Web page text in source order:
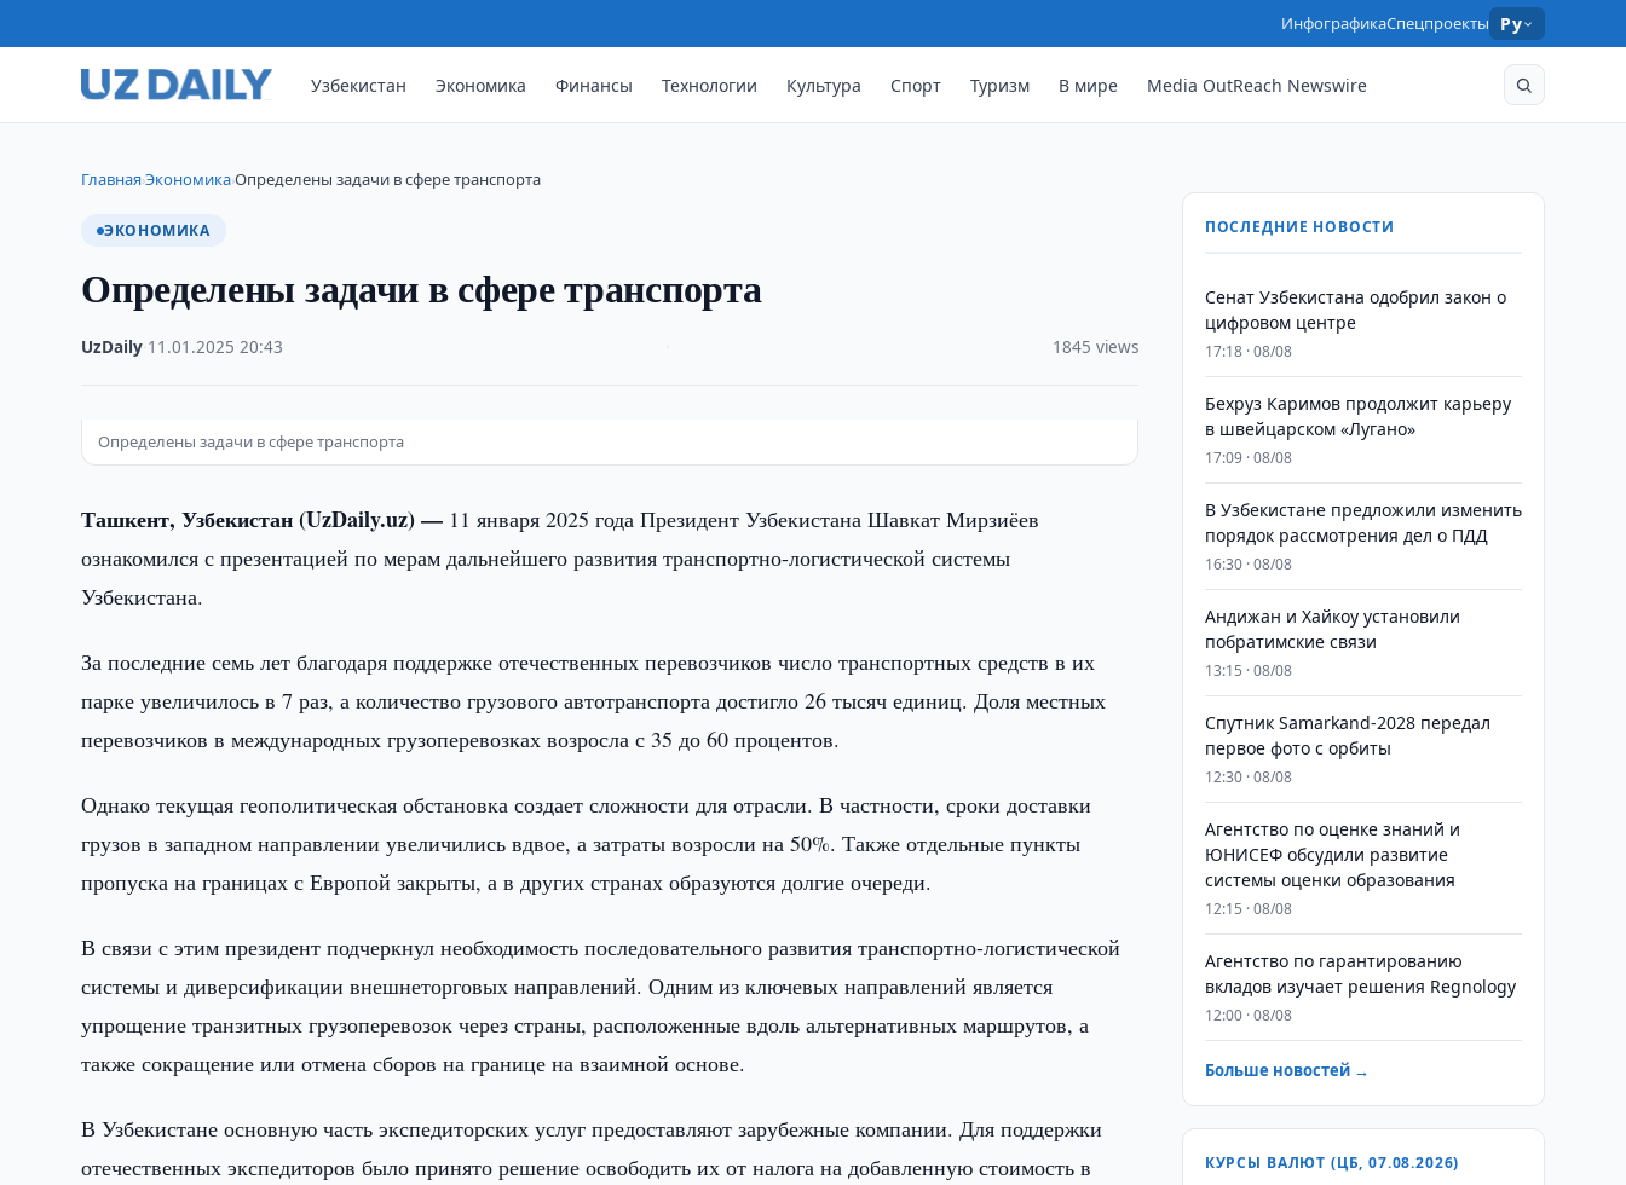
ИнфографикаСпецпроекты Ру
Узбекистан Экономика Финансы Технологии Культура Спорт Туризм В мире Media OutReach Newswire
Главная›Экономика›Определены задачи в сфере транспорта
ЭКОНОМИКА
Определены задачи в сфере транспорта
UzDaily 11.01.2025 ·20:43 1845 views
Определены задачи в сфере транспорта
Ташкент, Узбекистан (UzDaily.uz) — 11 января 2025 года Президент Узбекистана Шавкат Мирзиёев
ознакомился с презентацией по мерам дальнейшего развития транспортно-логистической системы
Узбекистана.
За последние семь лет благодаря поддержке отечественных перевозчиков число транспортных средств в их
парке увеличилось в 7 раз, а количество грузового автотранспорта достигло 26 тысяч единиц. Доля местных
перевозчиков в международных грузоперевозках возросла с 35 до 60 процентов.
Однако текущая геополитическая обстановка создает сложности для отрасли. В частности, сроки доставки
грузов в западном направлении увеличились вдвое, а затраты возросли на 50%. Также отдельные пункты
пропуска на границах с Европой закрыты, а в других странах образуются долгие очереди.
В связи с этим президент подчеркнул необходимость последовательного развития транспортно-логистической
системы и диверсификации внешнеторговых направлений. Одним из ключевых направлений является
упрощение транзитных грузоперевозок через страны, расположенные вдоль альтернативных маршрутов, а
также сокращение или отмена сборов на границе на взаимной основе.
В Узбекистане основную часть экспедиторских услуг предоставляют зарубежные компании. Для поддержки
отечественных экспедиторов было принято решение освободить их от налога на добавленную стоимость в
ПОСЛЕДНИЕ НОВОСТИ
Сенат Узбекистана одобрил закон о
цифровом центре
17:18 · 08/08
Бехруз Каримов продолжит карьеру
в швейцарском «Лугано»
17:09 · 08/08
В Узбекистане предложили изменить
порядок рассмотрения дел о ПДД
16:30 · 08/08
Андижан и Хайкоу установили
побратимские связи
13:15 · 08/08
Спутник Samarkand-2028 передал
первое фото с орбиты
12:30 · 08/08
Агентство по оценке знаний и
ЮНИСЕФ обсудили развитие
системы оценки образования
12:15 · 08/08
Агентство по гарантированию
вкладов изучает решения Regnology
12:00 · 08/08
Больше новостей →
КУРСЫ ВАЛЮТ (ЦБ, 07.08.2026)